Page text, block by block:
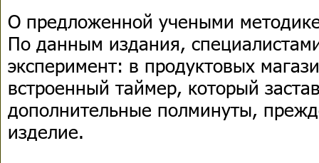
О предложенной учеными
По данным издания,
эксперимент: в продуктовых
встроенный таймер, который
дополнительные полминуты,
изделие.